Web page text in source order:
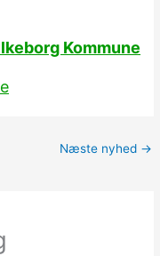
Kommune
Næste nyhed →